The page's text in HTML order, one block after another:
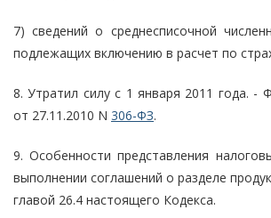
7) сведений о среднесписочной
подлежащих включению в расчет по
8. Утратил силу с 1 января 2011 года. -
от 27.11.2010 N 306-ФЗ.
9. Особенности представления
выполнении соглашений о разделе
главой 26.4 настоящего Кодекса.